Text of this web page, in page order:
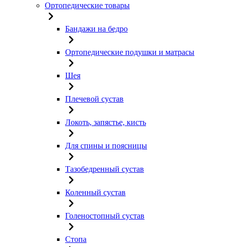
Ортопедические товары
Бандажи на бедро
Ортопедические подушки и матрасы
Шея
Плечевой сустав
Локоть, запястье, кисть
Для спины и поясницы
Тазобедренный сустав
Коленный сустав
Голеностопный сустав
Стопа